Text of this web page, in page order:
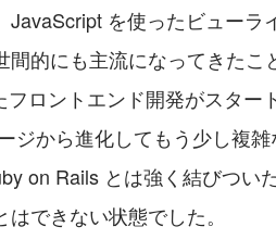
JavaScript を使ったビュー
間的にも主流になってきた
フロントエンド開発がスター
ジから進化してもう少し複
on Rails とは強く結びつい
できない状態でした。